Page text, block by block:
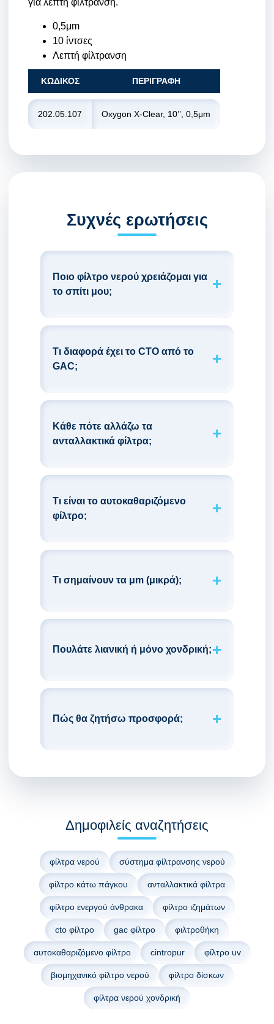
για λεπτή φίλτρανση.
0,5μm
10 ίντσες
Λεπτή φίλτρανση
ΚΩΔΙΚΟΣ ΠΕΡΙΓΡΑΦΗ
202.05.107 Oxygon X-Clear, 10’’, 0,5μm
Συχνές ερωτήσεις
Ποιο φίλτρο νερού χρειάζομαι για
το σπίτι μου;
Τι διαφορά έχει το CTO από το
GAC;
Κάθε πότε αλλάζω τα
ανταλλακτικά φίλτρα;
Τι είναι το αυτοκαθαριζόμενο
φίλτρο;
Τι σημαίνουν τα μm (μικρά);
Πουλάτε λιανική ή μόνο χονδρική;
Πώς θα ζητήσω προσφορά;
Δημοφιλείς αναζητήσεις
φίλτρα νερού σύστημα φίλτρανσης νερού
φίλτρο κάτω πάγκου ανταλλακτικά φίλτρα
φίλτρο ενεργού άνθρακα φίλτρο ιζημάτων
cto φίλτρο gac φίλτρο φιλτροθήκη
αυτοκαθαριζόμενο φίλτρο cintropur φίλτρο uv
βιομηχανικό φίλτρο νερού φίλτρο δίσκων
φίλτρα νερού χονδρική